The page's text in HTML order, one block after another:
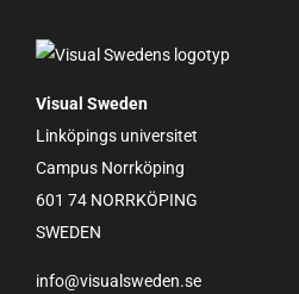
Visual Sweden
Linköpings universitet
Campus Norrköping
601 74 NORRKÖPING
SWEDEN
info@visualsweden.se